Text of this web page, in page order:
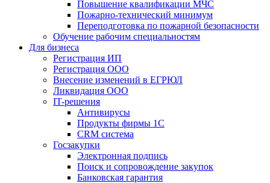
Повышение квалификации МЧС
Пожарно-технический минимум
Переподготовка по пожарной безопасности
Обучение рабочим специальностям
Для бизнеса
Регистрация ИП
Регистрация ООО
Внесение изменений в ЕГРЮЛ
Ликвидация ООО
IT-решения
Антивирусы
Продукты фирмы 1C
CRM система
Госзакупки
Электронная подпись
Поиск и сопровождение закупок
Банковская гарантия